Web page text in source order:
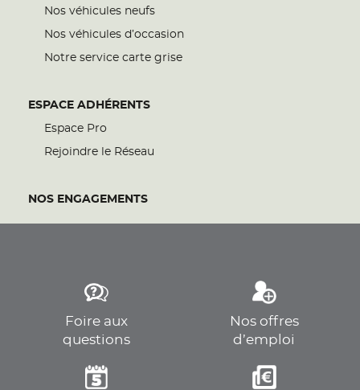
Nos véhicules neufs
Nos véhicules d’occasion
Notre service carte grise
ESPACE ADHÉRENTS
Espace Pro
Rejoindre le Réseau
NOS ENGAGEMENTS
Foire aux
questions
Nos offres
d’emploi